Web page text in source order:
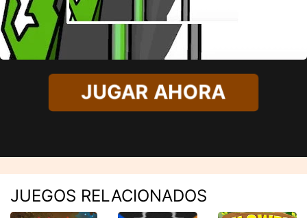
JUGAR AHORA
JUEGOS RELACIONADOS